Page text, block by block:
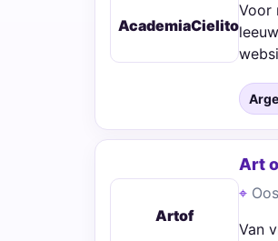
AcademiaCielito
Voor
Artof
Art
Van